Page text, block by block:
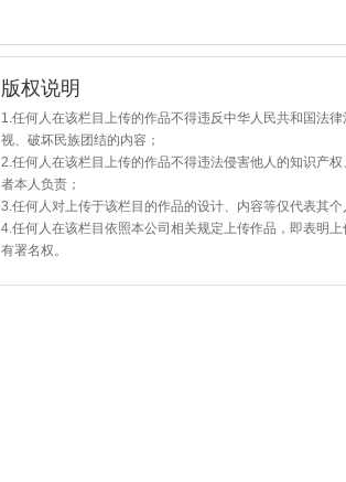
版权说明
1.任何人在该栏目上传的作品不得违反中华人民共和国法
视、破坏民族团结的内容；
2.任何人在该栏目上传的作品不得违法侵害他人的知识产
者本人负责；
3.任何人对上传于该栏目的作品的设计、内容等仅代表其个
4.任何人在该栏目依照本公司相关规定上传作品，即表明
有署名权。